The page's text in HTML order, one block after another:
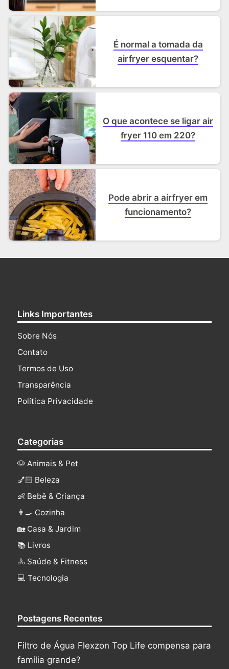
É normal a tomada da
airfryer esquentar?
O que acontece se ligar air
fryer 110 em 220?
Pode abrir a airfryer em
funcionamento?
Links Importantes
Sobre Nós
Contato
Termos de Uso
Transparência
Política Privacidade
Categorias
🐶 Animais & Pet
💅🏻 Beleza
👶 Bebê & Criança
👨‍🍳 Cozinha
🏡 Casa & Jardim
📚 Livros
🚴 Saúde & Fitness
‍💻 Tecnologia
Postagens Recentes
Filtro de Água Flexzon Top Life compensa para
família grande?